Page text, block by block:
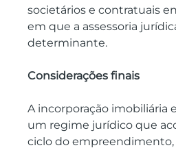
societários e contratuais
em que a assessoria
determinante.
Considerações finais
A incorporação imobiliária
um regime jurídico que
ciclo do